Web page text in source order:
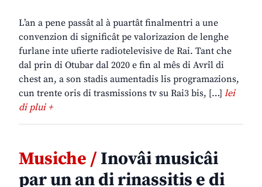
L’an a pene passât al à puartât finalmentri a une
convenzion di significât pe valorizazion de lenghe
furlane inte ufierte radiotelevisive de Rai. Tant che
dal prin di Otubar dal 2020 e fin al mês di Avrîl di
chest an, a son stadis aumentadis lis programazions,
cun trente oris di trasmissions tv su Rai3 bis, […] lei
di plui +
Musiche /Inovâi musicâi
par un an di rinassitis e di